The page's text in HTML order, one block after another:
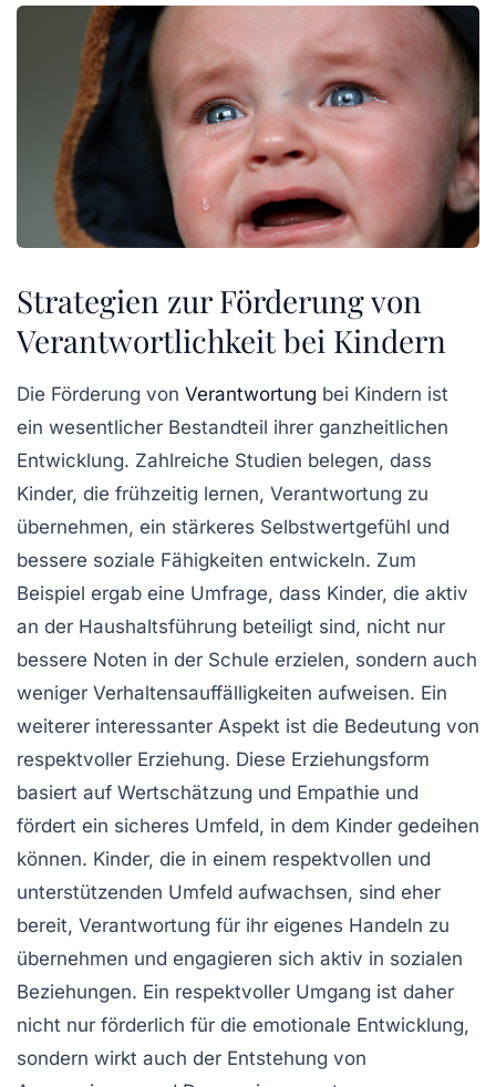
Strategien zur Förderung von
Verantwortlichkeit bei Kindern
Die Förderung von Verantwortung bei Kindern ist
ein wesentlicher Bestandteil ihrer ganzheitlichen
Entwicklung. Zahlreiche Studien belegen, dass
Kinder, die frühzeitig lernen, Verantwortung zu
übernehmen, ein stärkeres Selbstwertgefühl und
bessere soziale Fähigkeiten entwickeln. Zum
Beispiel ergab eine Umfrage, dass Kinder, die aktiv
an der Haushaltsführung beteiligt sind, nicht nur
bessere Noten in der Schule erzielen, sondern auch
weniger Verhaltensauffälligkeiten aufweisen. Ein
weiterer interessanter Aspekt ist die Bedeutung von
respektvoller Erziehung. Diese Erziehungsform
basiert auf Wertschätzung und Empathie und
fördert ein sicheres Umfeld, in dem Kinder gedeihen
können. Kinder, die in einem respektvollen und
unterstützenden Umfeld aufwachsen, sind eher
bereit, Verantwortung für ihr eigenes Handeln zu
übernehmen und engagieren sich aktiv in sozialen
Beziehungen. Ein respektvoller Umgang ist daher
nicht nur förderlich für die emotionale Entwicklung,
sondern wirkt auch der Entstehung von